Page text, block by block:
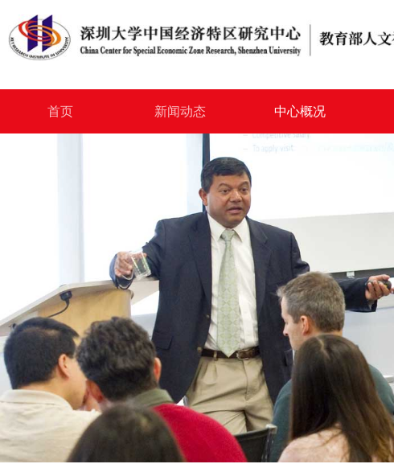
首页 新闻动态 中心概况